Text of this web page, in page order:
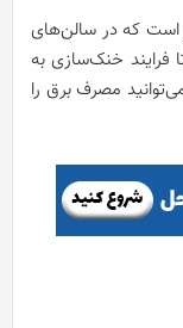
است که در سالن‌های
فرایند خنک‌سازی به
مصرف برق را